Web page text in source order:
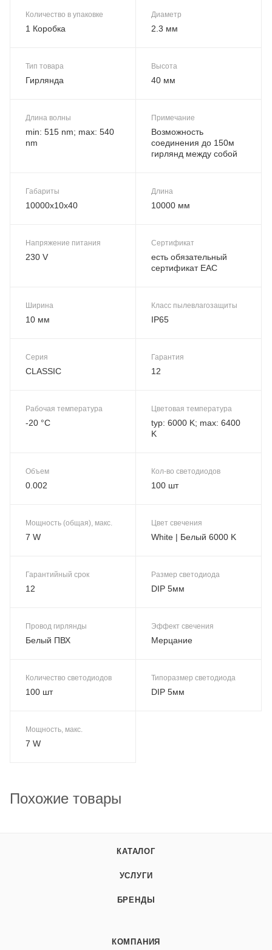
Количество в упаковке
1 Коробка
Диаметр
2.3 мм
Тип товара
Гирлянда
Высота
40 мм
Длина волны
min: 515 nm; max: 540
nm
Примечание
Возможность
соединения до 150м
гирлянд между собой
Габариты
10000x10x40
Длина
10000 мм
Напряжение питания
230 V
Сертификат
есть обязательный
сертификат EAC
Ширина
10 мм
Класс пылевлагозащиты
IP65
Серия
CLASSIC
Гарантия
12
Рабочая температура
-20 °C
Цветовая температура
typ: 6000 K; max: 6400
K
Объем
0.002
Кол-во светодиодов
100 шт
Мощность (общая), макс.
7 W
Цвет свечения
White | Белый 6000 K
Гарантийный срок
12
Размер светодиода
DIP 5мм
Провод гирлянды
Белый ПВХ
Эффект свечения
Мерцание
Количество светодиодов
100 шт
Типоразмер светодиода
DIP 5мм
Мощность, макс.
7 W
Похожие товары
КАТАЛОГ
УСЛУГИ
БРЕНДЫ
КОМПАНИЯ